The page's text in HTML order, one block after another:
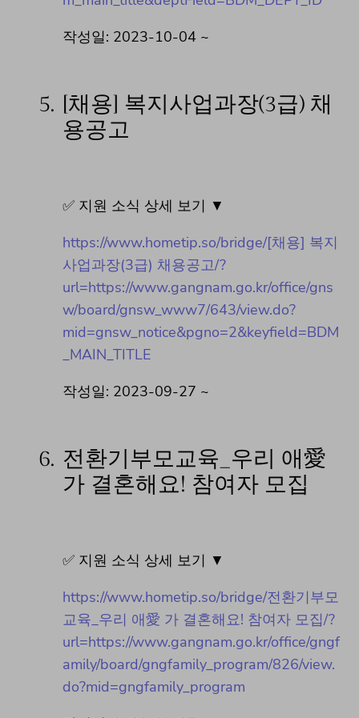
작성일: 2023-10-04 ~
5. [채용] 복지사업과장(3급) 채
용공고
✅ 지원 소식 상세 보기 ▼
https://www.hometip.so/bridge/[채용] 복지
사업과장(3급) 채용공고/?
url=https://www.gangnam.go.kr/office/gns
w/board/gnsw_www7/643/view.do?
mid=gnsw_notice&pgno=2&keyfield=BDM
_MAIN_TITLE
작성일: 2023-09-27 ~
6. 전환기부모교육_우리 애愛
가 결혼해요! 참여자 모집
✅ 지원 소식 상세 보기 ▼
https://www.hometip.so/bridge/전환기부모
교육_우리 애愛 가 결혼해요! 참여자 모집/?
url=https://www.gangnam.go.kr/office/gngf
amily/board/gngfamily_program/826/view.
do?mid=gngfamily_program